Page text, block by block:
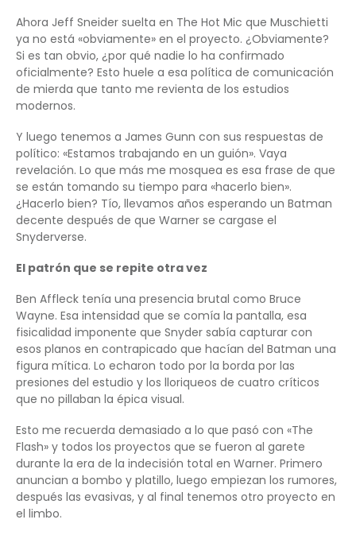
Ahora Jeff Sneider suelta en The Hot Mic que Muschietti
ya no está «obviamente» en el proyecto. ¿Obviamente?
Si es tan obvio, ¿por qué nadie lo ha confirmado
oficialmente? Esto huele a esa política de comunicación
de mierda que tanto me revienta de los estudios
modernos.
Y luego tenemos a James Gunn con sus respuestas de
político: «Estamos trabajando en un guión». Vaya
revelación. Lo que más me mosquea es esa frase de que
se están tomando su tiempo para «hacerlo bien».
¿Hacerlo bien? Tío, llevamos años esperando un Batman
decente después de que Warner se cargase el
Snyderverse.
El patrón que se repite otra vez
Ben Affleck tenía una presencia brutal como Bruce
Wayne. Esa intensidad que se comía la pantalla, esa
fisicalidad imponente que Snyder sabía capturar con
esos planos en contrapicado que hacían del Batman una
figura mítica. Lo echaron todo por la borda por las
presiones del estudio y los lloriqueos de cuatro críticos
que no pillaban la épica visual.
Esto me recuerda demasiado a lo que pasó con «The
Flash» y todos los proyectos que se fueron al garete
durante la era de la indecisión total en Warner. Primero
anuncian a bombo y platillo, luego empiezan los rumores,
después las evasivas, y al final tenemos otro proyecto en
el limbo.